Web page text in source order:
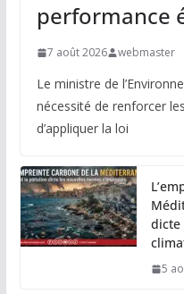
performance
7 août 2026 webmaster
Le ministre de
nécessité de renforcer
d’appliquer la loi
dicte
5